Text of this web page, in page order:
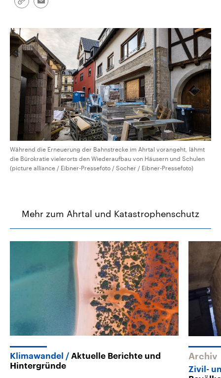
Link
Email
Während die Erneuerung der Bahnstrecke im Ahrtal vorangeht, lähmt
die Bürokratie vielerorts den Wiederaufbau von Häusern und Schulen
(picture alliance / Eibner-Pressefoto / Socher / Eibner-Pressefoto)
Mehr zum Ahrtal und Katastrophenschutz
Klimawandel
Aktuelle Berichte und
Hintergründe
Archiv
Zivil-